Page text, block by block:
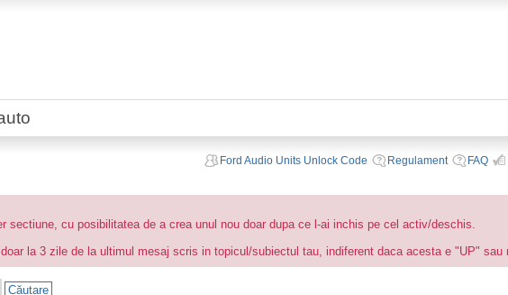
Ford Audio Units Unlock Code Regulament FAQ
sectiune, cu posibilitatea de a crea unul nou doar dupa ce l-ai inchis pe cel activ/deschis.
la 3 zile de la ultimul mesaj scris in topicul/subiectul tau, indiferent daca acesta e "UP" sau